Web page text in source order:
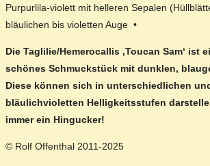
Purpurlila-violett mit helleren Sepalen
bläulichen bis violetten Auge •
Die Taglilie/Hemerocallis ‚Toucan Sam‘ ist
schönes Schmuckstück mit dunklen,
Diese können sich in unterschiedlichen
bläulichvioletten Helligkeitsstufen
immer ein Hingucker!
© Rolf Offenthal 2011-2025